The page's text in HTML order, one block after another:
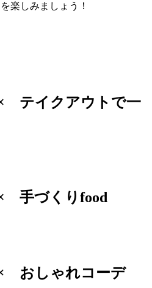
楽しみましょう！
テイクアウトで一
手づくりfood
おしゃれコーデ